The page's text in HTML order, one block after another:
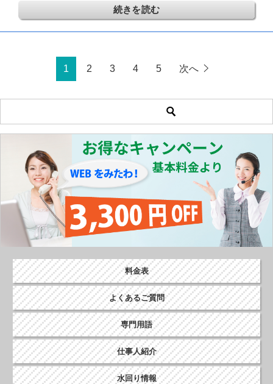
続きを読む
1 2 3 4 5 次へ
料金表
よくあるご質問
専門用語
仕事人紹介
水回り情報